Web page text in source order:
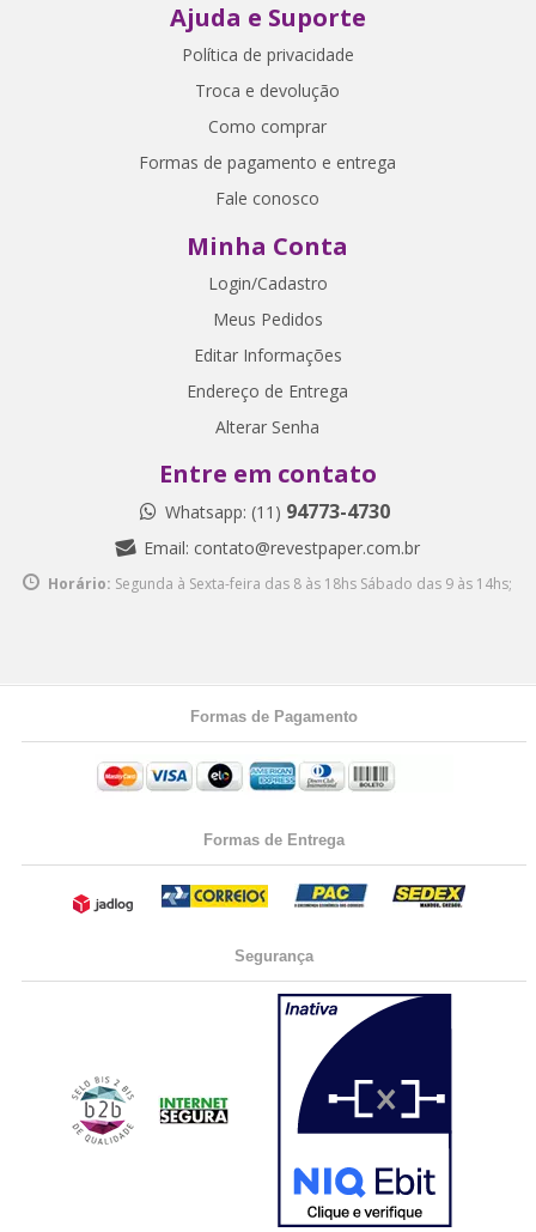
Ajuda e Suporte
Política de privacidade
Troca e devolução
Como comprar
Formas de pagamento e entrega
Fale conosco
Minha Conta
Login/Cadastro
Meus Pedidos
Editar Informações
Endereço de Entrega
Alterar Senha
Entre em contato
Whatsapp: (11) 94773-4730
Email: contato@revestpaper.com.br
Horário: Segunda à Sexta-feira das 8 às 18hs Sábado das 9 às 14hs;
Formas de Pagamento
Formas de Entrega
Segurança